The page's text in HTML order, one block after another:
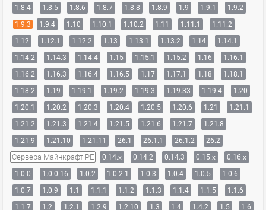
1.8.4
1.8.5 1.8.6 1.8.7 1.8.8 1.8.9 1.9 1.9.1
1.9.2
1.9.3
1.9.4 1.10 1.10.1 1.10.2 1.11 1.11.1
1.11.2
1.12
1.12.1 1.12.2 1.13 1.13.1 1.13.2 1.14
1.14.1
1.14.2
1.14.3 1.14.4 1.15 1.15.1 1.15.2 1.16
1.16.1
1.16.2
1.16.3 1.16.4 1.16.5 1.17 1.17.1 1.18
1.18.1
1.18.2
1.19 1.19.1 1.19.2 1.19.3 1.19.33 1.19.4
1.20
1.20.1
1.20.2 1.20.3 1.20.4 1.20.5 1.20.6 1.21
1.21.1
1.21.2
1.21.3 1.21.4 1.21.5 1.21.6 1.21.7
1.21.8
1.21.9
1.21.10 1.21.11 26.1 26.1.1 26.1.2 26.2
Сервера Майнкрафт PE 0.14.x 0.14.2 0.14.3 0.15.x
0.16.x
1.0.0
1.0.0.16 1.0.2 1.0.2.1 1.0.3 1.0.4 1.0.5
1.0.6
1.0.7
1.0.9 1.1 1.1.1 1.1.2 1.1.3 1.1.4 1.1.5
1.1.6
1.1.7
1.2 1.2.1 1.2.9 1.2.10 1.3 1.4 1.4.2 1.5
1.6